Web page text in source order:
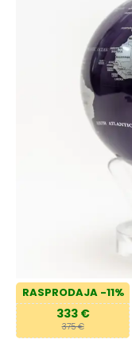
RASPRODAJA -11%
333 €
375 €